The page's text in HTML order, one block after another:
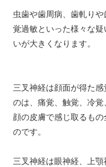
虫歯や歯周病、歯軋り
覚過敏といった様々な
いが大きくなります。
三叉神経は顔面が得た
のは、痛覚、触覚、冷覚
顔の皮膚で感じ取るも
のです。
三叉神経は眼神経、上